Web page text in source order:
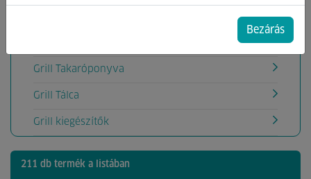
Grill Takaróponyva
Grill Tálca
Grill kiegészítők
211 db termék a listában
Bezárás